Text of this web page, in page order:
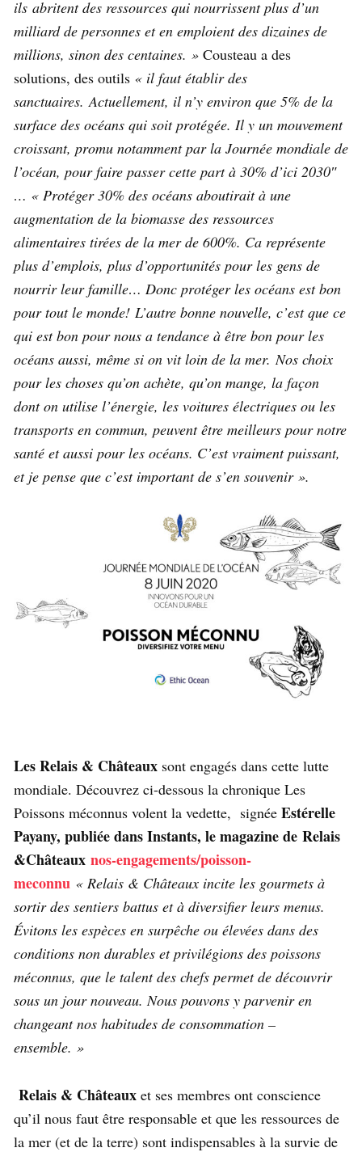
ils abritent des ressources qui nourrissent plus d’un
milliard de personnes et en emploient des dizaines de
millions, sinon des centaines. » Cousteau a des
solutions, des outils « il faut établir des
sanctuaires. Actuellement, il n’y environ que 5% de la
surface des océans qui soit protégée. Il y un mouvement
croissant, promu notamment par la Journée mondiale de
l’océan, pour faire passer cette part à 30% d’ici 2030″
… « Protéger 30% des océans aboutirait à une
augmentation de la biomasse des ressources
alimentaires tirées de la mer de 600%. Ca représente
plus d’emplois, plus d’opportunités pour les gens de
nourrir leur famille… Donc protéger les océans est bon
pour tout le monde! L’autre bonne nouvelle, c’est que ce
qui est bon pour nous a tendance à être bon pour les
océans aussi, même si on vit loin de la mer. Nos choix
pour les choses qu’on achète, qu’on mange, la façon
dont on utilise l’énergie, les voitures électriques ou les
transports en commun, peuvent être meilleurs pour notre
santé et aussi pour les océans. C’est vraiment puissant,
et je pense que c’est important de s’en souvenir ».
Les Relais & Châteaux sont engagés dans cette lutte
mondiale. Découvrez ci-dessous la chronique Les
Poissons méconnus volent la vedette, signée Estérelle
Payany, publiée dans Instants, le magazine de Relais
&Châteaux nos-engagements/poisson-
meconnu « Relais & Châteaux incite les gourmets à
sortir des sentiers battus et à diversifier leurs menus.
Évitons les espèces en surpêche ou élevées dans des
conditions non durables et privilégions des poissons
méconnus, que le talent des chefs permet de découvrir
sous un jour nouveau. Nous pouvons y parvenir en
changeant nos habitudes de consommation –
ensemble. »
Relais & Châteaux et ses membres ont conscience
qu’il nous faut être responsable et que les ressources de
la mer (et de la terre) sont indispensables à la survie de